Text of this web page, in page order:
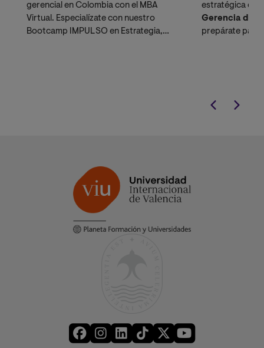
gerencial en Colombia con el MBA
Virtual. Especialízate con nuestro
Bootcamp IMPULSO en Estrategia,
estratégica
Gerencia de
prepárate para